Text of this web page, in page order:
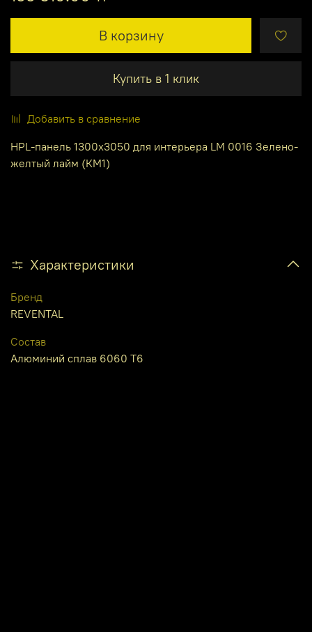
В корзину
Купить в 1 клик
Добавить в сравнение
HPL-панель 1300х3050 для интерьера LM 0016 Зелено-
желтый лайм (КМ1)
Характеристики
Бренд
REVENTAL
Состав
Алюминий сплав 6060 Т6